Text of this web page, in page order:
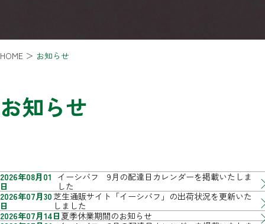
HOME ＞ お知らせ
お知らせ
2026年08月01
日
イーシバフ 9月の配達日カレンダーを掲載いたしま
した
2026年07月30
日
芝生通販サイト「イーシバフ」の出荷状況を更新いた
しました
2026年07月14日夏季休業期間のお知らせ